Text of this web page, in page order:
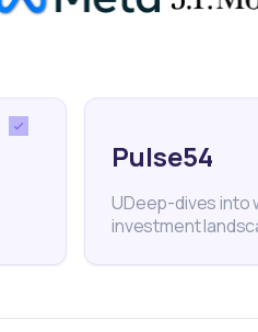
Y a-
Les
Pulse54
UDeep-dives into
investment